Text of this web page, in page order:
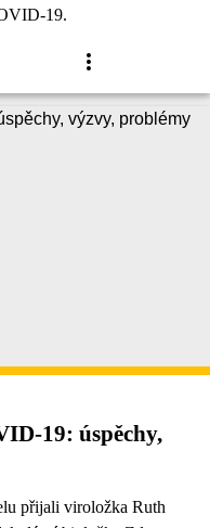
19.
19: úspěchy,
přijali viroložka Ruth